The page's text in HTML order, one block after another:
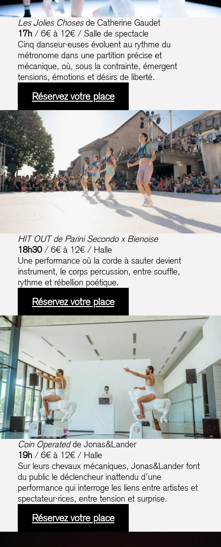
Les Jolies Chosesde Catherine Gaudet
17h / 6€ à 12€ / Salle de spectacle
Cinq danseur·euses évoluent au rythme du
métronome dans une partition précise et
mécanique, où, sous la contrainte, émergent
tensions, émotions et désirs de liberté.
Réservez votre place
HIT OUTde Parini Secondo x Bienoise
18h30/ 6€ à 12€ / Halle
Une performance où la corde à sauter devient
instrument, le corps percussion, entre souffle,
rythme et rébellion poétique.
Réservez votre place
Coin Operatedde Jonas&Lander
19h / 6€ à 12€ / Halle
Sur leurs chevaux mécaniques, Jonas&Lander font
du public le déclencheur inattendu d’une
performance qui interroge les liens entre artistes et
spectateur·rices, entre tension et surprise.
Réservez votre place